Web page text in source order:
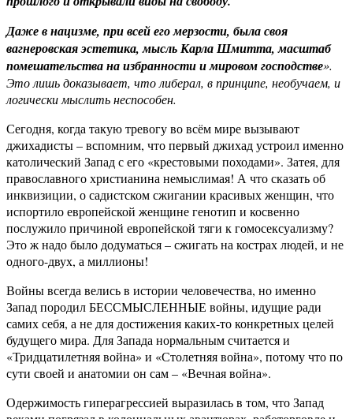
Даже в нацизме, при всей его мерзости, была своя
вагнеровская эстетика, мысль Карла Шмитта, масштаб
помешательства на избранности и мировом господстве».
Это лишь доказывает, что либерал, в принципе, необучаем, и
логически мыслить неспособен.
Сегодня, когда такую тревогу во всём мире вызывают
джихадисты – вспомним, что первый джихад устроил именно
католический Запад с его «крестовыми походами». Затея, для
православного христианина немыслимая! А что сказать об
инквизиции, о садистском сжигании красивых женщин, что
испортило европейской женщине генотип и косвенно
послужило причиной европейской тяги к гомосексуализму?
Это ж надо было додуматься – сжигать на кострах людей, и не
одного-двух, а миллионы!
Войны всегда велись в истории человечества, но именно
Запад породил БЕССМЫСЛЕННЫЕ войны, идущие ради
самих себя, а не для достижения каких-то конкретных целей
будущего мира. Для Запада нормальным считается и
«Тридцатилетняя война» и «Столетняя война», потому что по
сути своей и анатомии он сам – «Вечная война».
Одержимость гиперагрессией выразилась в том, что Запад